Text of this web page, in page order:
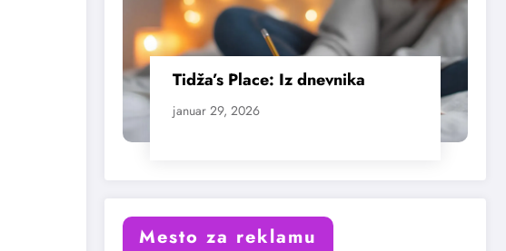
Tidža’s Place: Iz dnevnika
januar 29, 2026
Mesto za reklamu